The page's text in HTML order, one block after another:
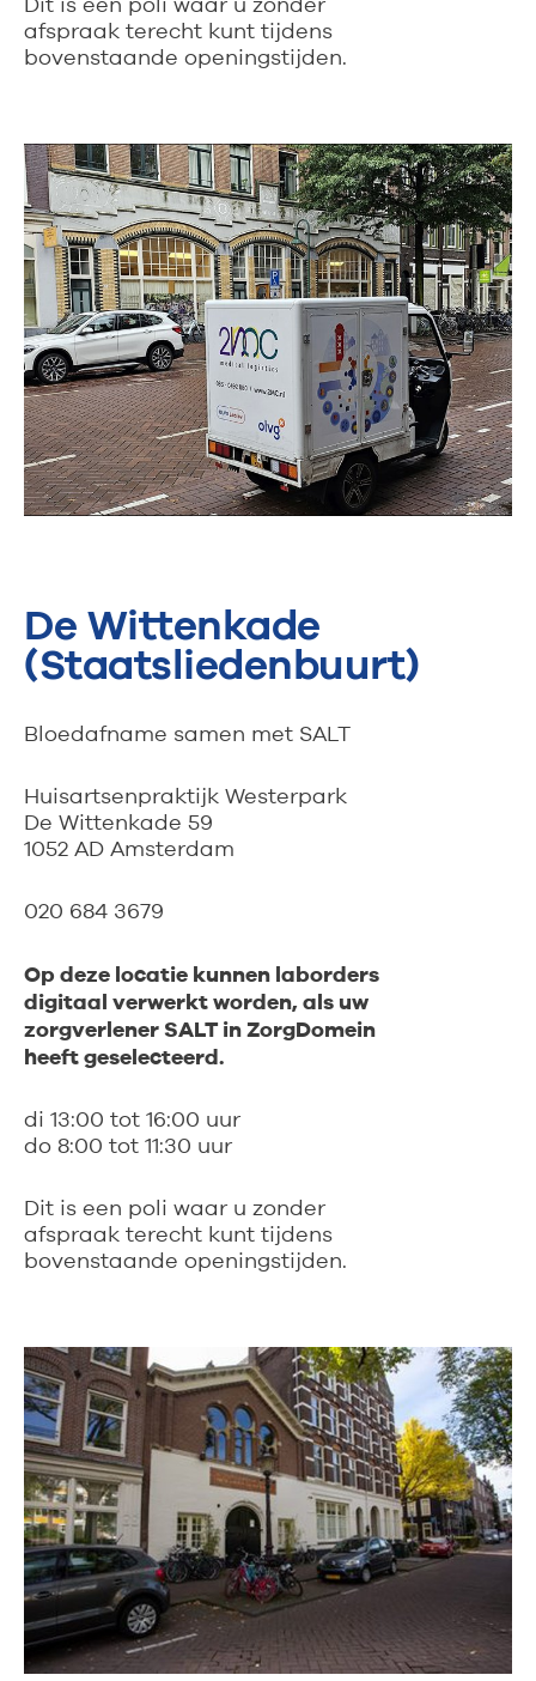
Dit is een poli waar u zonder
afspraak terecht kunt tijdens
bovenstaande openingstijden.
De Wittenkade
(Staatsliedenbuurt)
Bloedafname samen met SALT
Huisartsenpraktijk Westerpark
De Wittenkade 59
1052 AD Amsterdam
020 684 3679
Op deze locatie kunnen laborders
digitaal verwerkt worden, als uw
zorgverlener SALT in ZorgDomein
heeft geselecteerd.
di 13:00 tot 16:00 uur
do 8:00 tot 11:30 uur
Dit is een poli waar u zonder
afspraak terecht kunt tijdens
bovenstaande openingstijden.